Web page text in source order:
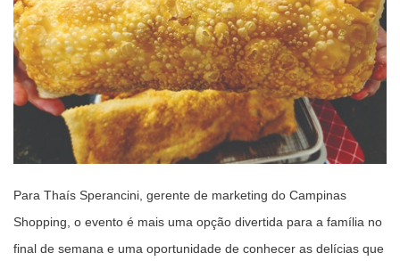
Para Thaís Sperancini, gerente de marketing do Campinas
Shopping, o evento é mais uma opção divertida para a família no
final de semana e uma oportunidade de conhecer as delícias que